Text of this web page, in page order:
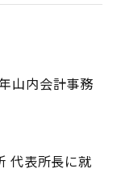
山内会計事務
代表所長に就